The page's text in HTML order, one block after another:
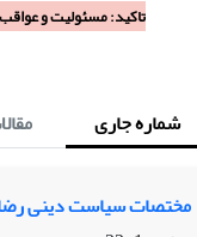
تاکید: مسئولیت و
شماره جاری
مختصات سیاست دینی